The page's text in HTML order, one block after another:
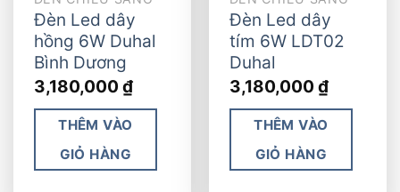
Đèn Led dây
hồng 6W Duhal
Bình Dương
3,180,000 ₫
THÊM VÀO
GIỎ HÀNG
Đèn Led dây
tím 6W LDT02
Duhal
3,180,000 ₫
THÊM VÀO
GIỎ HÀNG